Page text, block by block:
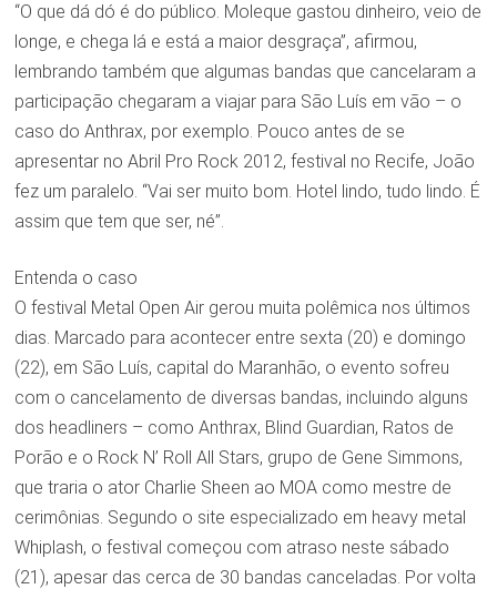
“O que dá dó é do público. Moleque gastou dinheiro, veio de
longe, e chega lá e está a maior desgraça”, afirmou,
lembrando também que algumas bandas que cancelaram a
participação chegaram a viajar para São Luís em vão – o
caso do Anthrax, por exemplo. Pouco antes de se
apresentar no Abril Pro Rock 2012, festival no Recife, João
fez um paralelo. “Vai ser muito bom. Hotel lindo, tudo lindo. É
assim que tem que ser, né”.
Entenda o caso
O festival Metal Open Air gerou muita polêmica nos últimos
dias. Marcado para acontecer entre sexta (20) e domingo
(22), em São Luís, capital do Maranhão, o evento sofreu
com o cancelamento de diversas bandas, incluindo alguns
dos headliners – como Anthrax, Blind Guardian, Ratos de
Porão e o Rock N’ Roll All Stars, grupo de Gene Simmons,
que traria o ator Charlie Sheen ao MOA como mestre de
cerimônias. Segundo o site especializado em heavy metal
Whiplash, o festival começou com atraso neste sábado
(21), apesar das cerca de 30 bandas canceladas. Por volta